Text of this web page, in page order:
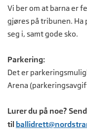
Vi ber om at barna er
gjøres på tribunen. Ha
seg i, samt gode sko.
Parkering:
Det er
Arena
Lurer du på noe?
til